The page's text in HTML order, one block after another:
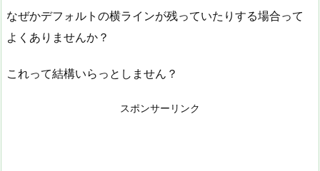
なぜかデフォルトの横ラインが残っていたりする場合って
よくありませんか？
これって結構いらっとしません？
スポンサーリンク